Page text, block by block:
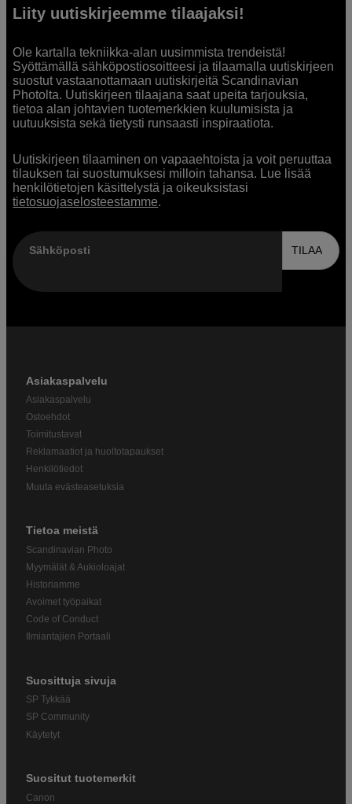
Liity uutiskirjeemme tilaajaksi!
Ole kartalla tekniikka-alan uusimmista trendeistä!
Syöttämällä sähköpostiosoitteesi ja tilaamalla uutiskirjeen
suostut vastaanottamaan uutiskirjeitä Scandinavian
Photolta. Uutiskirjeen tilaajana saat upeita tarjouksia,
tietoa alan johtavien tuotemerkkien kuulumisista ja
uutuuksista sekä tietysti runsaasti inspiraatiota.
Uutiskirjeen tilaaminen on vapaaehtoista ja voit peruuttaa
tilauksen tai suostumuksesi milloin tahansa. Lue lisää
henkilötietojen käsittelystä ja oikeuksistasi
tietosuojaselosteestamme.
Sähköposti TILAA
Asiakaspalvelu
Asiakaspalvelu
Ostoehdot
Toimitustavat
Reklamaatiot ja huoltotapaukset
Henkilötiedot
Muuta evästeasetuksia
Tietoa meistä
Scandinavian Photo
Myymälät & Aukioloajat
Historiamme
Avoimet työpaikat
Code of Conduct
Ilmiantajien Portaali
Suosittuja sivuja
SP Tykkää
SP Community
Käytetyt
Suositut tuotemerkit
Canon